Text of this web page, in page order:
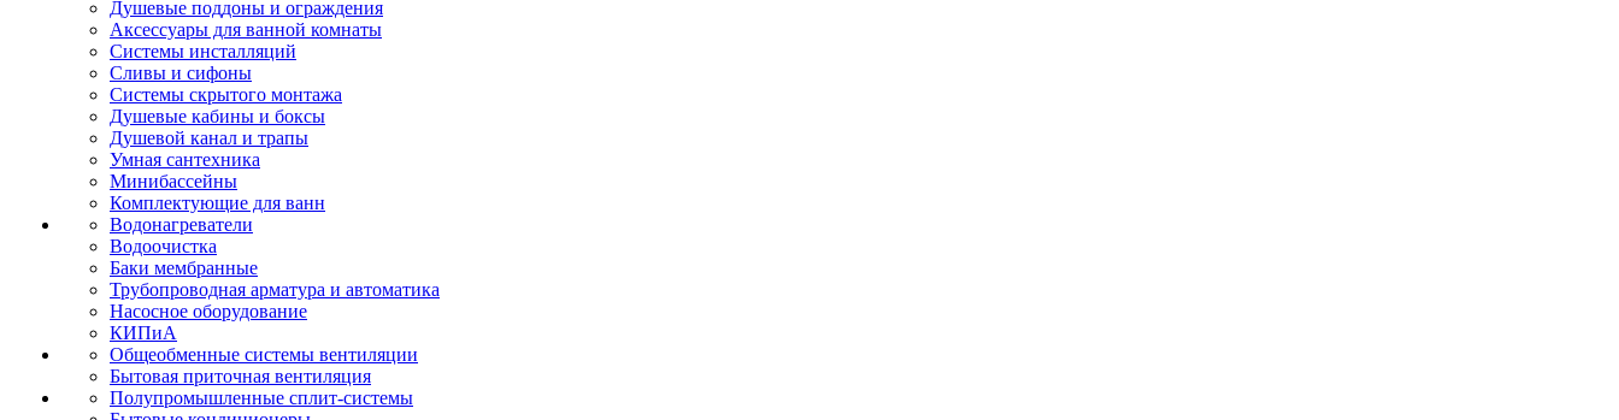
Душевые поддоны и ограждения
Аксессуары для ванной комнаты
Системы инсталляций
Сливы и сифоны
Системы скрытого монтажа
Душевые кабины и боксы
Душевой канал и трапы
Умная сантехника
Минибассейны
Комплектующие для ванн
Водонагреватели
Водоочистка
Баки мембранные
Трубопроводная арматура и автоматика
Насосное оборудование
КИПиА
Общеобменные системы вентиляции
Бытовая приточная вентиляция
Полупромышленные сплит-системы